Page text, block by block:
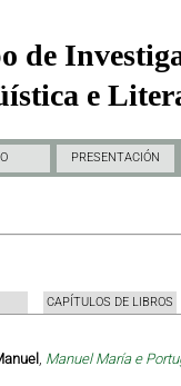
de
e
PRESENTACIÓN
CAPÍTULOS DE LIBROS
, Manuel María e